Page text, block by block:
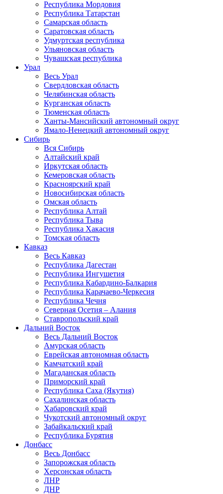
Республика Мордовия
Республика Татарстан
Самарская область
Саратовская область
Удмуртская республика
Ульяновская область
Чувашская республика
Урал
Весь Урал
Свердловская область
Челябинская область
Курганская область
Тюменская область
Ханты-Мансийский автономный округ
Ямало-Ненецкий автономный округ
Сибирь
Вся Сибирь
Алтайский край
Иркутская область
Кемеровская область
Красноярский край
Новосибирская область
Омская область
Республика Алтай
Республика Тыва
Республика Хакасия
Томская область
Кавказ
Весь Кавказ
Республика Дагестан
Республика Ингушетия
Республика Кабардино-Балкария
Республика Карачаево-Черкесия
Республика Чечня
Северная Осетия – Алания
Ставропольский край
Дальний Восток
Весь Дальний Восток
Амурская область
Еврейская автономная область
Камчатский край
Магаданская область
Приморский край
Республика Саха (Якутия)
Сахалинская область
Хабаровский край
Чукотский автономный округ
Забайкальский край
Республика Бурятия
Донбасс
Весь Донбасс
Запорожская область
Херсонская область
ЛНР
ДНР